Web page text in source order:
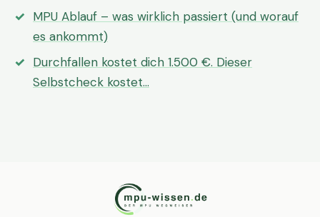
MPU Ablauf – was wirklich passiert (und worauf
es ankommt)
Durchfallen kostet dich 1.500 €. Dieser
Selbstcheck kostet…